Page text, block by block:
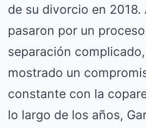
de su divorcio en 2018.
pasaron por un
separación
mostrado un
constante con la
lo largo de los años,